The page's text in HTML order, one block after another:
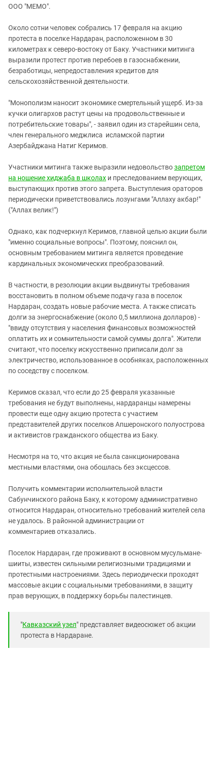
ИНАКОМЫСЛИЕ В ЧЕЧНЕ
ПРЕСЛЕДОВАНИЕ АКТИВИСТОВ
МОБИЛИЗАЦИЯ И ПРОТЕСТЫ
Дагестан
Кабардино-Балкария
Калмыкия
Карачаево-Черкесия
Краснодарский край
Нагорный Карабах
Российская Федерация
Ростовская область
Северная Осетия - Алания
Ставропольский край
Чечня
Южная Осетия
ЮФО
ООО "МЕМО".
Около сотни человек собрались 17 февраля на акцию
протеста в поселке Нардаран, расположенном в 30
километрах к северо-востоку от Баку. Участники митинга
выразили протест против перебоев в газоснабжении,
безработицы, непредоставления кредитов для
сельскохозяйственной деятельности.
"Монополизм наносит экономике смертельный ущерб. Из-за
кучки олигархов растут цены на продовольственные и
потребительские товары", - заявил один из старейшин села,
член генерального меджлиса исламской партии
Азербайджана Натиг Керимов.
Участники митинга также выразили недовольствозапретом
на ношение хиджаба в школах и преследованием верующих,
выступающих против этого запрета. Выступления ораторов
периодически приветствовались лозунгами "Аллаху акбар!"
("Аллах велик!")
Однако, как подчеркнул Керимов, главной целью акции были
"именно социальные вопросы". Поэтому, пояснил он,
основным требованием митинга является проведение
кардинальных экономических преобразований.
В частности, в резолюции акции выдвинуты требования
восстановить в полном объеме подачу газа в поселок
Нардаран, создать новые рабочие места. А также списать
долги за энергоснабжение (около 0,5 миллиона долларов) -
"ввиду отсутствия у населения финансовых возможностей
оплатить их и сомнительности самой суммы долга". Жители
считают, что поселку искусственно приписали долг за
электричество, использованное в особняках, расположенных
по соседству с поселком.
Керимов сказал, что если до 25 февраля указанные
требования не будут выполнены, нардаранцы намерены
провести еще одну акцию протеста с участием
представителей других поселков Апшеронского полуострова
и активистов гражданского общества из Баку.
Несмотря на то, что акция не была санкционирована
местными властями, она обошлась без эксцессов.
Получить комментарии исполнительной власти
Сабунчинского района Баку, к которому административно
относится Нардаран, относительно требований жителей села
не удалось. В районной администрации от
комментариев отказались.
Поселок Нардаран, где проживают в основном мусульмане-
шииты, известен сильными религиозными традициями и
протестными настроениями. Здесь периодически проходят
массовые акции с социальными требованиями, в защиту
прав верующих, в поддержку борьбы палестинцев.
"Кавказский узел" представляет видеосюжет об акции
протеста в Нардаране.